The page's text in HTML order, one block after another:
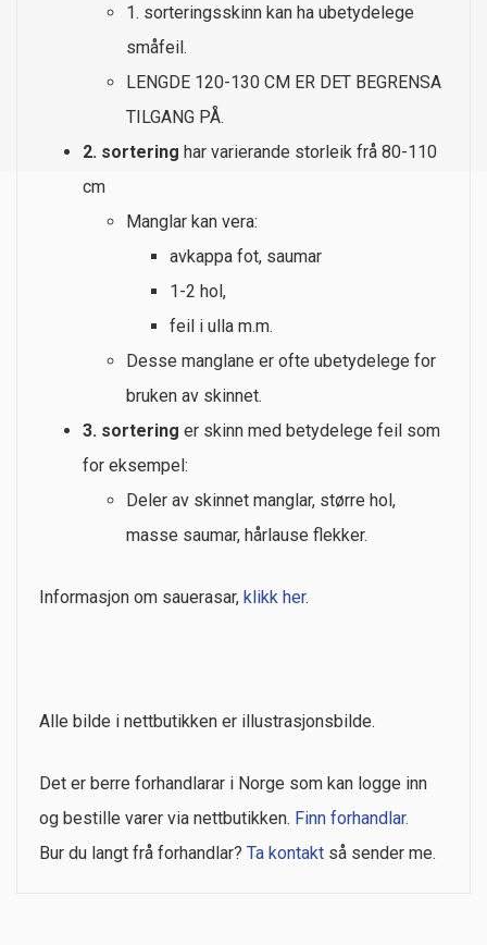
1. sorteringsskinn kan ha ubetydelege
småfeil.
LENGDE 120-130 CM ER DET BEGRENSA
TILGANG PÅ.
2. sortering har varierande storleik frå 80-110
cm
Manglar kan vera:
avkappa fot, saumar
1-2 hol,
feil i ulla m.m.
Desse manglane er ofte ubetydelege for
bruken av skinnet.
3. sortering er skinn med betydelege feil som
for eksempel:
Deler av skinnet manglar, større hol,
masse saumar, hårlause flekker.
Informasjon om sauerasar, klikk her.
Alle bilde i nettbutikken er illustrasjonsbilde.
Det er berre forhandlarar i Norge som kan logge inn
og bestille varer via nettbutikken. Finn forhandlar.
Bur du langt frå forhandlar? Ta kontakt så sender me.